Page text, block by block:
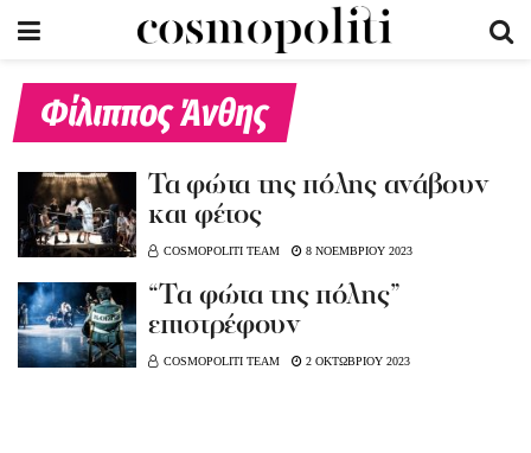
Φίλιππος Άνθης
Τα φώτα της πόλης ανάβουν
και φέτος
COSMOPOLITI TEAM 8 ΝΟΕΜΒΡΙΟΥ 2023
“Tα φώτα της πόλης”
επιστρέφουν
COSMOPOLITI TEAM 2 ΟΚΤΩΒΡΙΟΥ 2023